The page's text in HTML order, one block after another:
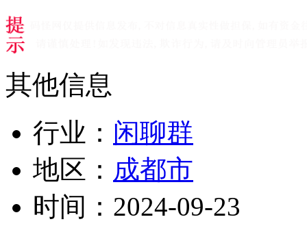
其他信息
行业： 闲聊群
地区： 成都市
时间： 2024-09-23